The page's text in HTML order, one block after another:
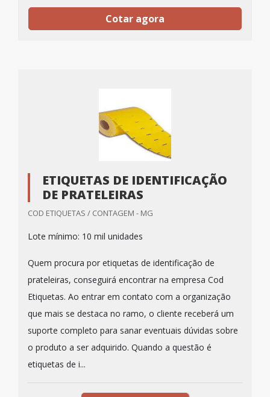
Cotar agora
ETIQUETAS DE IDENTIFICAÇÃO
DE PRATELEIRAS
COD ETIQUETAS / CONTAGEM - MG
Lote mínimo: 10 mil unidades
Quem procura por etiquetas de identificação de
prateleiras, conseguirá encontrar na empresa Cod
Etiquetas. Ao entrar em contato com a organização
que mais se destaca no ramo, o cliente receberá um
suporte completo para sanar eventuais dúvidas sobre
o produto a ser adquirido. Quando a questão é
etiquetas de i...